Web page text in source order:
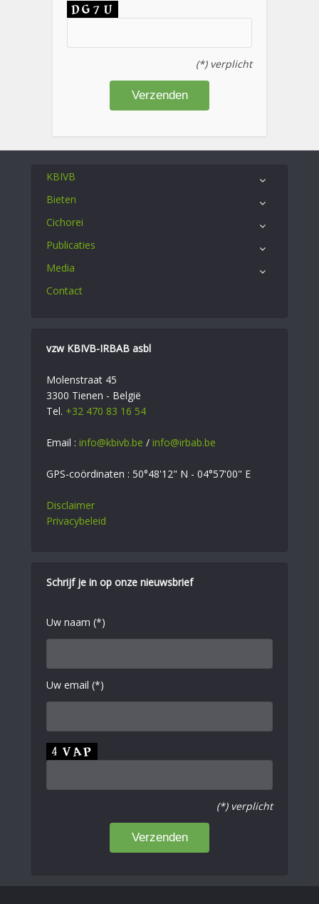
(*) verplicht
KBIVB
Bieten
Cichorei
Publicaties
Media
Contact
vzw KBIVB-IRBAB asbl
Molenstraat 45
3300 Tienen - België
Tel. +32 470 83 16 54
Email : info@kbivb.be / info@irbab.be
GPS-coördinaten : 50°48'12" N - 04°57'00" E
Disclaimer
Privacybeleid
Schrijf je in op onze nieuwsbrief
Uw naam (*)
Uw email (*)
(*) verplicht